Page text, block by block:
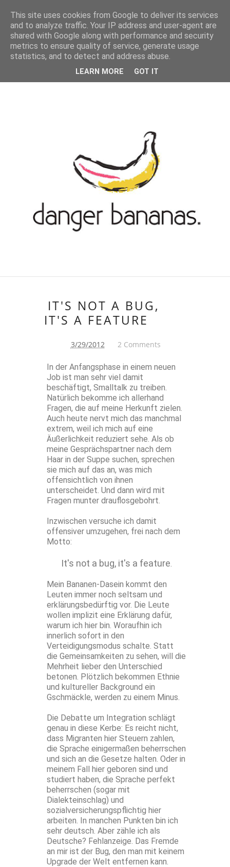
MENU
IT'S NOT A BUG,
IT'S A FEATURE
3/29/2012 2 Comments
In der Anfangsphase in einem neuen
Job ist man sehr viel damit
beschäftigt, Smalltalk zu treiben.
Natürlich bekomme ich allerhand
Fragen, die auf meine Herkunft zielen.
Auch heute nervt mich das manchmal
extrem, weil ich mich auf eine
Äußerlichkeit reduziert sehe. Als ob
meine Gesprächspartner nach dem
Haar in der Suppe suchen, sprechen
sie mich auf das an, was mich
offensichtlich von ihnen
unterscheidet. Und dann wird mit
Fragen munter drauflosgebohrt.
Inzwischen versuche ich damit
offensiver umzugehen, frei nach dem
Motto:
It's not a bug, it's a feature
Mein Bananen-Dasein kommt den
Leuten immer noch seltsam und
erklärungsbedürftig vor. Die Leute
wollen implizit eine Erklärung dafür,
warum ich hier bin. Woraufhin ich
innerlich sofort in den
Verteidigungsmodus schalte. Statt
die Gemeinsamkeiten zu sehen, will die
Mehrheit lieber den Unterschied
betonen. Plötzlich bekommen Ethnie
und kultureller Background ein
Gschmäckle, werden zu einem Minus.
Die Debatte um Integration schlägt
genau in diese Kerbe: Es reicht nicht,
dass Migranten hier Steuern zahlen,
die Sprache einigermaßen beherrschen
und sich an die Gesetze halten. Oder in
meinem Fall hier geboren sind und
studiert haben, die Sprache perfekt
beherrschen (sogar mit
Dialekteinschlag) und
sozialversicherungspflichtig hier
arbeiten. In manchen Punkten bin ich
sehr deutsch. Aber zähle ich als
Deutsche? Fehlanzeige. Das Fremde
an mir ist der Bug, den man mit keinem
Upgrade der Welt entfernen kann.
This site uses cookies from Google to deliver its services
and to analyze traffic. Your IP address and user-agent are
shared with Google along with performance and security
metrics to ensure quality of service, generate usage
statistics, and to detect and address abuse.
LEARN MORE GOT IT